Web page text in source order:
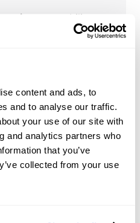
content and ads, to
and to analyse our traffic.
your use of our site with
and analytics partners who
that you’ve
collected from your use
to stabilize
Price Forecast:
holds above
SMA
08 04:03:53 (GMT+0)